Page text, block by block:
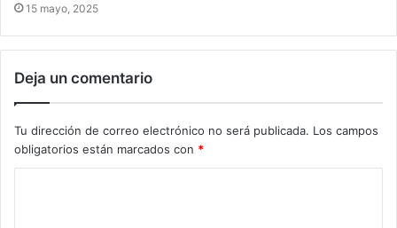
15 mayo, 2025
Deja un comentario
Tu dirección de correo electrónico no será publicada. Los campos
obligatorios están marcados con *